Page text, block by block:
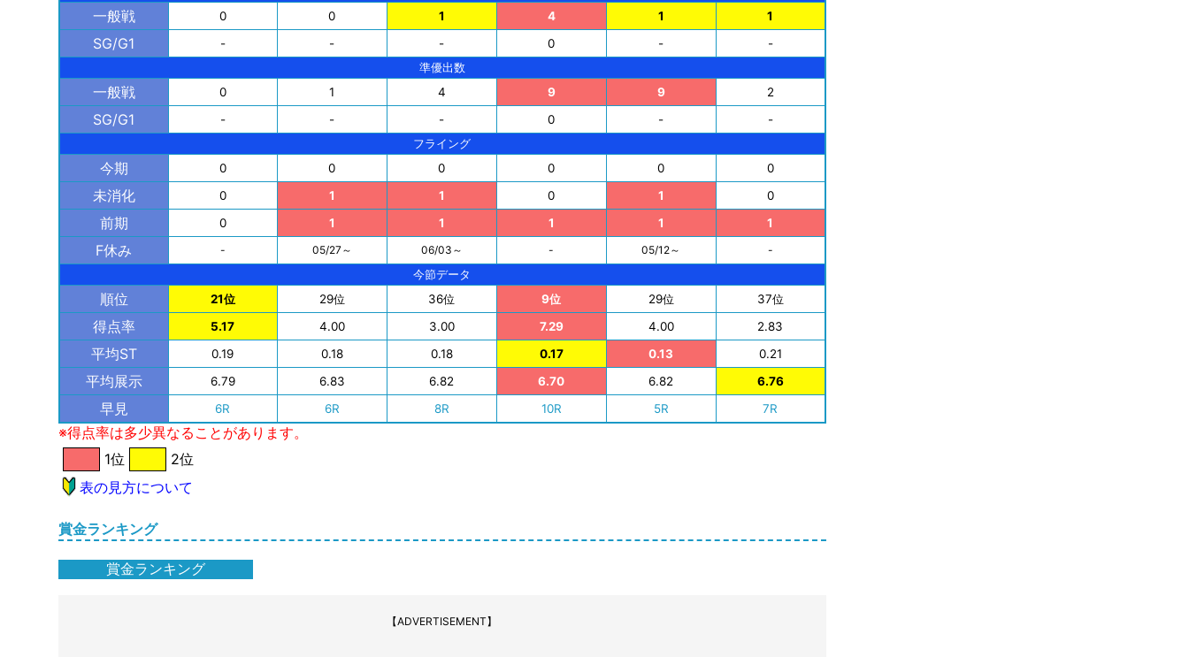
一般戦 0 0 1 4 1 1
SG/G1 - - - 0 - -
準優出数
一般戦 0 1 4 9 9 2
SG/G1 - - - 0 - -
フライング
今期 0 0 0 0 0 0
未消化 0 1 1 0 1 0
前期 0 1 1 1 1 1
F休み - 05/27～ 06/03～ - 05/12～
-
今節データ
順位 21位 29位 36位 9位 29位 37位
得点率 5.17 4.00 3.00 7.29 4.00 2.83
平均ST 0.19 0.18 0.18 0.17 0.13 0.21
平均展示 6.79 6.83 6.82 6.70 6.82 6.76
早見 6R 6R 8R 10R 5R 7R
※得点率は多少異なることがあります。
1位
2位
表の見方について
賞金ランキング
賞金ランキング
【ADVERTISEMENT】